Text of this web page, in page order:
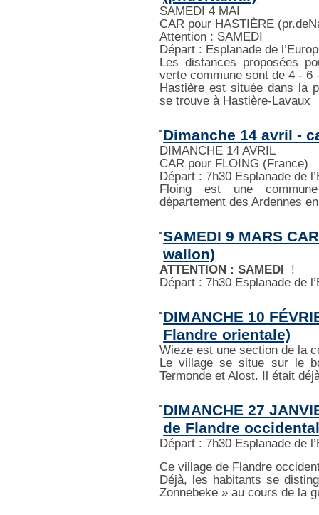
SAMEDI 4 MAI
CAR pour HASTIÈRE
Attention : SAMEDI
Départ : Esplanade de
Les distances proposées
verte commune sont de 4 - 6
Hastière est située dans la
se trouve à Hastière-Lavaux
Dimanche 14 avril -
DIMANCHE 14 AVRIL
CAR pour FLOING (France)
Départ : 7h30 Esplanade de
Floing est une
département des Ardennes
SAMEDI 9 MARS
wallon)
ATTENTION : SAMEDI
!
Départ : 7h30 Esplanade de
DIMANCHE 10
Flandre orientale)
Wieze est une section de la
Le village se situe sur le
Termonde et Alost. Il était
DIMANCHE 27
de Flandre
Départ : 7h30 Esplanade de
Ce village de Flandre
Déjà, les habitants se
Zonnebeke » au cours de la